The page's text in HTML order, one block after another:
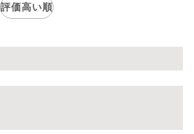
評価高い順